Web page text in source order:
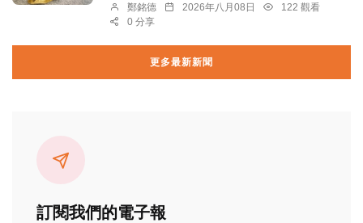
鄭銘德 2026年八月08日
122 觀看
0 分享
更多最新新聞
訂閱我們的電子報